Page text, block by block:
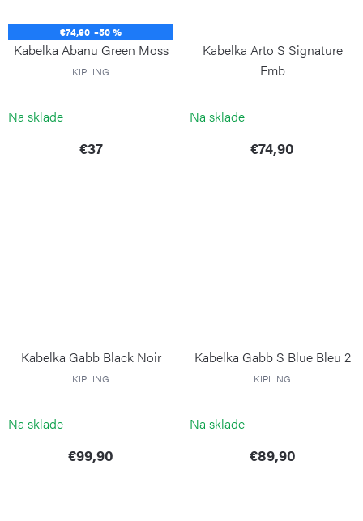
€74,90 –50 %
Kabelka Abanu Green Moss
KIPLING
Na sklade
€37
Kabelka Arto S Signature
Emb
Na sklade
€74,90
Kabelka Gabb Black Noir
KIPLING
Na sklade
€99,90
Kabelka Gabb S Blue Bleu 2
KIPLING
Na sklade
€89,90